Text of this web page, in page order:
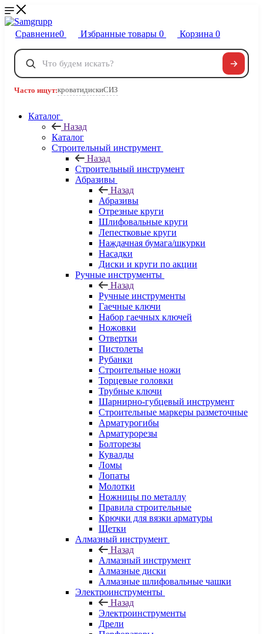
Сравнение0 Избранные товары 0 Корзина 0
Телефоны
8 800 222-40-09
Часто ищут:кроватидискиСИЗ
Каталог
Назад
Каталог
Строительный инструмент
Назад
Строительный инструмент
Абразивы
Назад
Абразивы
Отрезные круги
Шлифовальные круги
Лепестковые круги
Наждачная бумага/шкурки
Насадки
Диски и круги по акции
Ручные инструменты
Назад
Ручные инструменты
Гаечные ключи
Набор гаечных ключей
Ножовки
Отвертки
Пистолеты
Рубанки
Строительные ножи
Торцевые головки
Трубные ключи
Шарнирно-губцевый инструмент
Строительные маркеры разметочные
Арматурогибы
Арматурорезы
Болторезы
Кувалды
Ломы
Лопаты
Молотки
Ножницы по металлу
Правила строительные
Крючки для вязки арматуры
Щетки
Алмазный инструмент
Назад
Алмазный инструмент
Алмазные диски
Алмазные шлифовальные чашки
Электроинструменты
Назад
Электроинструменты
Дрели